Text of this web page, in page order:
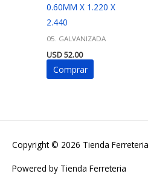
0.60MM X 1.220 X
2.440
05. GALVANIZADA
USD52.00
Comprar
Copyright © 2026 Tienda Ferreteria
Powered by Tienda Ferreteria